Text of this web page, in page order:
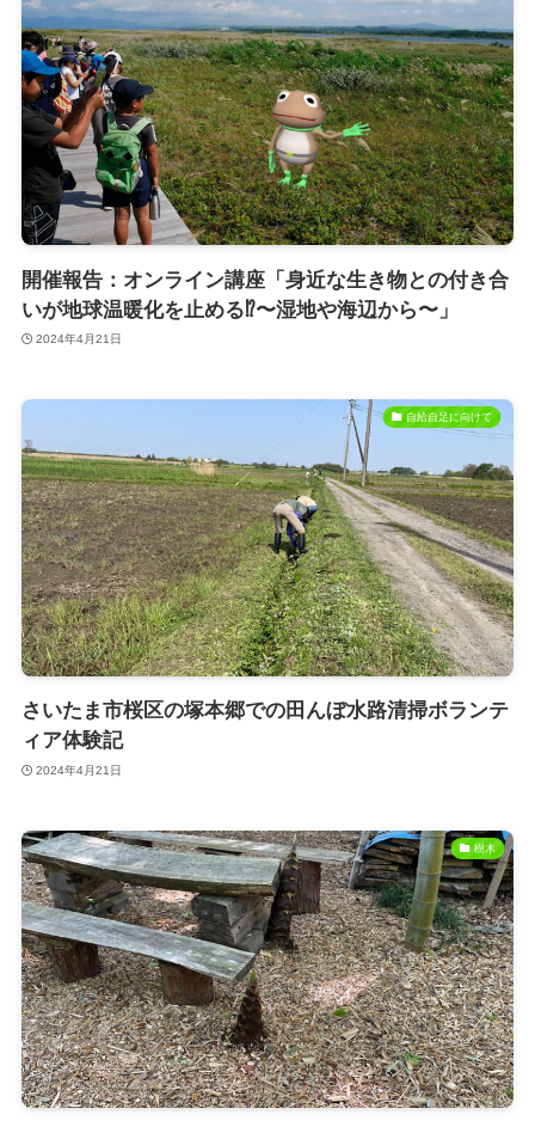
開催報告：オンライン講座「身近な生き物との付き合
いが地球温暖化を止める⁉〜湿地や海辺から〜」
2024年4月21日
自給自足に向けて
さいたま市桜区の塚本郷での田んぼ水路清掃ボランテ
ィア体験記
2024年4月21日
樹木